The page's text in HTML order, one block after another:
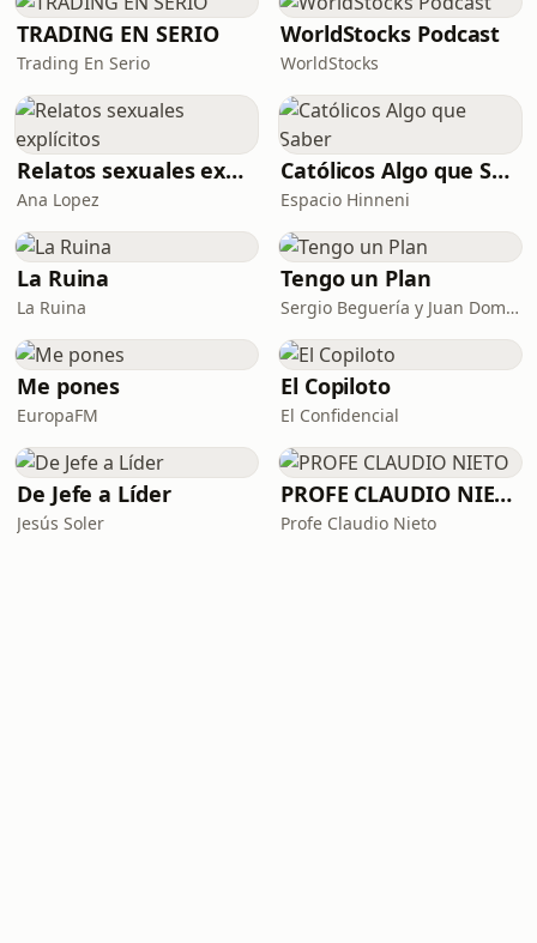
TRADING EN SERIO
Trading En Serio
WorldStocks Podcast
WorldStocks
Relatos sexuales explícitos
Ana Lopez
Católicos Algo que Saber
Espacio Hinneni
La Ruina
La Ruina
Tengo un Plan
Sergio Beguería y Juan Domínguez
Me pones
EuropaFM
El Copiloto
El Confidencial
De Jefe a Líder
Jesús Soler
PROFE CLAUDIO NIETO
Profe Claudio Nieto